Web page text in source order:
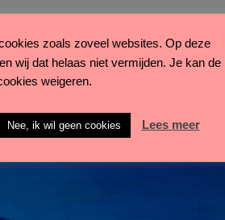
Escher
kunst. De mandala is
enkele van haar schilderijen.
zoals zoveel websites. Op deze
wij dat helaas niet vermijden. Je kan de
weigeren.
Nee, ik wil geen cookies Lees meer